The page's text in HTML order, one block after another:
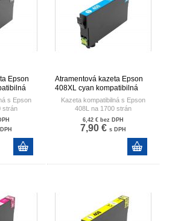
Epson
s Epson
strán
C13T09J14010
strán je
strany
Atramentová kazeta Epson
408XL cyan kompatibilná
Kazeta kompatibilná s Epson
408L na 1700 strán
kompatibilita C13T09K24010,
Množstvo vytlačených strán je
uvádzané pri 5% pokrytí strany
6,42 € bez DPH
7,90 € s DPH